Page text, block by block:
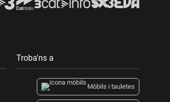
Troba'ns a
Mòbils i tauletes